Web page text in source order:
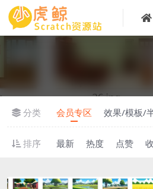
分类 会员专区 效果/模板/
排序 最新 热度 点赞